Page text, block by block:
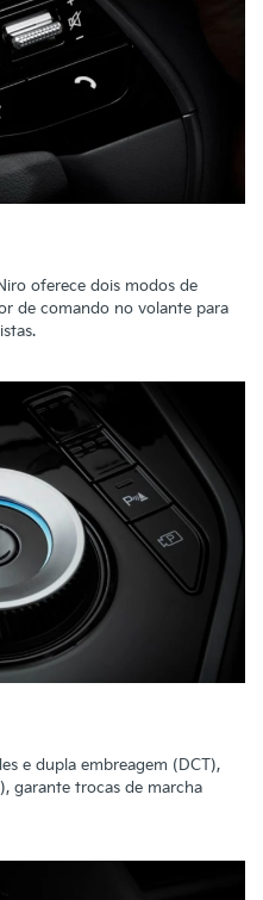
oferece dois modos de
de comando no volante para
e dupla embreagem (DCT),
garante trocas de marcha